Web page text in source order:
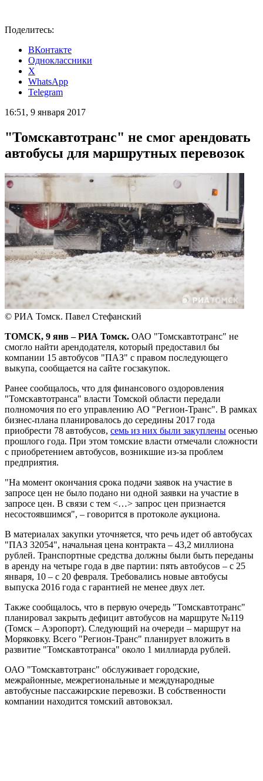
Поделитесь:
ВКонтакте
Одноклассники
X
WhatsApp
Telegram
16:51, 9 января 2017
"Томскавтотранс" не смог арендовать
автобусы для маршрутных перевозок
© РИА Томск. Павел Стефанский
ТОМСК, 9 янв – РИА Томск. ОАО "Томскавтотранс" не
смогло найти арендодателя, который предоставил бы
компании 15 автобусов "ПАЗ" с правом последующего
выкупа, сообщается на сайте госзакупок.
Ранее сообщалось, что для финансового оздоровления
"Томскавтотранса" власти Томской области передали
полномочия по его управлению АО "Регион-Транс". В рамках
бизнес-плана планировалось до середины 2017 года
приобрести 78 автобусов, семь из них были закуплены осенью
прошлого года. При этом томские власти отмечали сложности
с приобретением автобусов, возникшие из-за проблем
предприятия.
"На момент окончания срока подачи заявок на участие в
запросе цен не было подано ни одной заявки на участие в
запросе цен. В связи с тем <…> запрос цен признается
несостоявшимся", – говорится в протоколе аукциона.
В материалах закупки уточняется, что речь идет об автобусах
"ПАЗ 32054", начальная цена контракта – 43,2 миллиона
рублей. Транспортные средства должны были быть переданы
в аренду на четыре года в две партии: пять автобусов – с 25
января, 10 – с 20 февраля. Требовались новые автобусы
выпуска 2016 года c гарантией не менее двух лет.
Также сообщалось, что в первую очередь "Томскавтотранс"
планировал закрыть дефицит автобусов на маршруте №119
(Томск – Аэропорт). Следующий на очереди – маршрут на
Моряковку. Всего "Регион-Транс" планирует вложить в
развитие "Томскавтотранса" около 1 миллиарда рублей.
ОАО "Томскавтотранс" обслуживает городские,
межрайонные, межрегиональные и международные
автобусные пассажирские перевозки. В собственности
компании находится томский автовокзал.